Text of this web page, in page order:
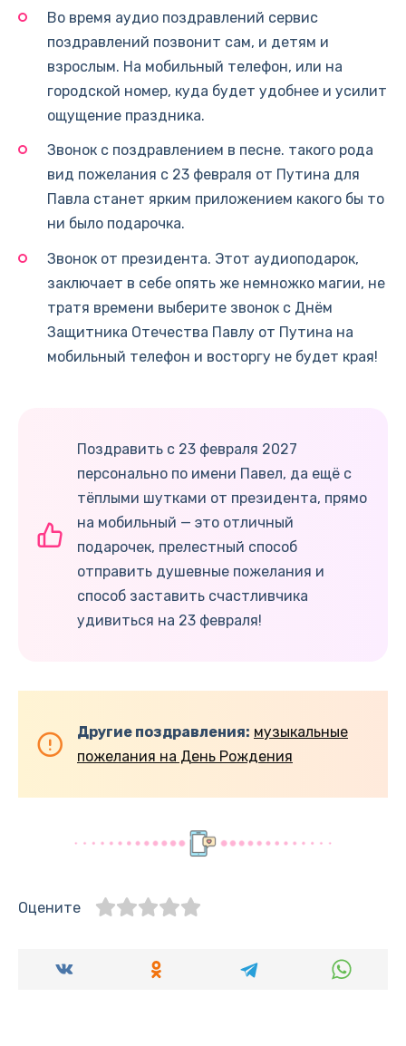
Во время аудио поздравлений сервис
поздравлений позвонит сам, и детям и
взрослым. На мобильный телефон, или на
городской номер, куда будет удобнее и усилит
ощущение праздника.
Звонок с поздравлением в песне. такого рода
вид пожелания с 23 февраля от Путина для
Павла станет ярким приложением какого бы то
ни было подарочка.
Звонок от президента. Этот аудиоподарок,
заключает в себе опять же немножко магии, не
тратя времени выберите звонок с Днём
Защитника Отечества Павлу от Путина на
мобильный телефон и восторгу не будет края!
Поздравить с 23 февраля 2027
персонально по имени Павел, да ещё с
тёплыми шутками от президента, прямо
на мобильный — это отличный
подарочек, прелестный способ
отправить душевные пожелания и
способ заставить счастливчика
удивиться на 23 февраля!
Другие поздравления: музыкальные
пожелания на День Рождения
Оцените